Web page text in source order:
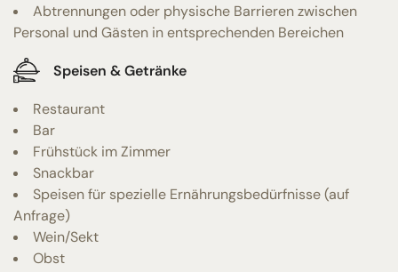
Abtrennungen oder physische Barrieren zwischen
Personal und Gästen in entsprechenden Bereichen
Speisen & Getränke
Restaurant
Bar
Frühstück im Zimmer
Snackbar
Speisen für spezielle Ernährungsbedürfnisse (auf
Anfrage)
Wein/Sekt
Obst